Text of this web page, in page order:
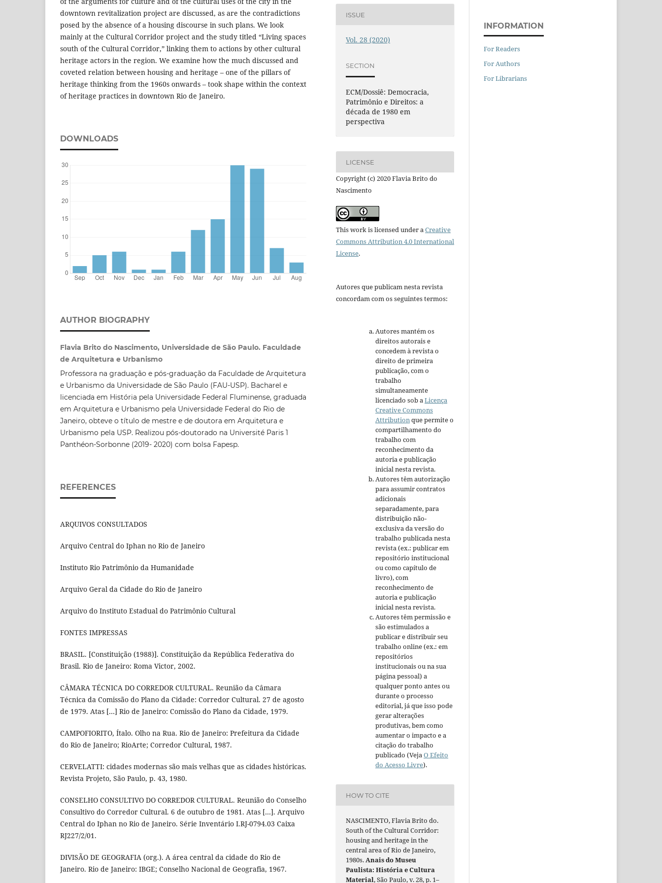
downtown revitalization project are discussed, as are the contradictions
posed by the absence of a housing discourse in such plans. We look
mainly at the Cultural Corridor project and the study titled “Living spaces
south of the Cultural Corridor,” linking them to actions by other cultural
heritage actors in the region. We examine how the much discussed and
coveted relation between housing and heritage – one of the pillars of
heritage thinking from the 1960s onwards – took shape within the context
of heritage practices in downtown Rio de Janeiro.
DOWNLOADS
AUTHOR BIOGRAPHY
Flavia Brito do Nascimento, Universidade de São Paulo. Faculdade
de Arquitetura e Urbanismo
Professora na graduação e pós-graduação da Faculdade de Arquitetura
e Urbanismo da Universidade de São Paulo (FAU-USP). Bacharel e
licenciada em História pela Universidade Federal Fluminense, graduada
em Arquitetura e Urbanismo pela Universidade Federal do Rio de
Janeiro, obteve o título de mestre e de doutora em Arquitetura e
Urbanismo pela USP. Realizou pós-doutorado na Université Paris 1
Panthéon-Sorbonne (2019- 2020) com bolsa Fapesp.
REFERENCES
ARQUIVOS CONSULTADOS
Arquivo Central do Iphan no Rio de Janeiro
Instituto Rio Patrimônio da Humanidade
Arquivo Geral da Cidade do Rio de Janeiro
Arquivo do Instituto Estadual do Patrimônio Cultural
FONTES IMPRESSAS
BRASIL. [Constituição (1988)]. Constituição da República Federativa do
Brasil. Rio de Janeiro: Roma Victor, 2002.
CÂMARA TÉCNICA DO CORREDOR CULTURAL. Reunião da Câmara
Técnica da Comissão do Plano da Cidade: Corredor Cultural. 27 de agosto
de 1979. Atas […] Rio de Janeiro: Comissão do Plano da Cidade, 1979.
CAMPOFIORITO, Ítalo. Olho na Rua. Rio de Janeiro: Prefeitura da Cidade
do Rio de Janeiro; RioArte; Corredor Cultural, 1987.
CERVELATTI: cidades modernas são mais velhas que as cidades históricas.
Revista Projeto, São Paulo, p. 43, 1980.
CONSELHO CONSULTIVO DO CORREDOR CULTURAL. Reunião do Conselho
Consultivo do Corredor Cultural. 6 de outubro de 1981. Atas […]. Arquivo
Central do Iphan no Rio de Janeiro. Série Inventário I.RJ-0794.03 Caixa
RJ227/2/01.
DIVISÃO DE GEOGRAFIA (org.). A área central da cidade do Rio de
Janeiro. Rio de Janeiro: IBGE; Conselho Nacional de Geografia, 1967.
ISSUE
Vol. 28 (2020)
SECTION
ECM/Dossiê: Democracia,
Patrimônio e Direitos: a
década de 1980 em
perspectiva
LICENSE
Copyright (c) 2020 Flavia Brito do
Nascimento
This work is licensed under aCreative
Commons Attribution 4.0 International
License.
Autores que publicam nesta revista
concordam com os seguintes termos:
Autores mantém os
direitos autorais e
concedem à revista o
direito de primeira
publicação, com o
trabalho
simultaneamente
licenciado sob aLicença
Creative Commons
Attributionque permite o
compartilhamento do
trabalho com
reconhecimento da
autoria e publicação
inicial nesta revista.
Autores têm autorização
para assumir contratos
adicionais
separadamente, para
distribuição não-
exclusiva da versão do
trabalho publicada nesta
revista (ex.: publicar em
repositório institucional
ou como capítulo de
livro), com
reconhecimento de
autoria e publicação
inicial nesta revista.
Autores têm permissão e
são estimulados a
publicar e distribuir seu
trabalho online (ex.: em
repositórios
institucionais ou na sua
página pessoal) a
qualquer ponto antes ou
durante o processo
editorial, já que isso pode
gerar alterações
produtivas, bem como
aumentar o impacto e a
citação do trabalho
publicado (VejaO Efeito
do Acesso Livre).
HOW TO CITE
NASCIMENTO, Flavia Brito do.
South of the Cultural Corridor:
housing and heritage in the
central area of Rio de Janeiro,
1980s.Anais do Museu
Paulista: História e Cultura
Material, São Paulo, v. 28, p. 1–
INFORMATION
For Readers
For Authors
For Librarians